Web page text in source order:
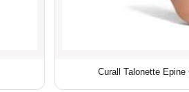
Curall Talonette Epine